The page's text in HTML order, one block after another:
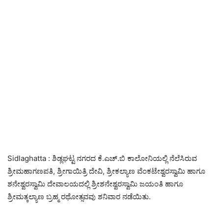
Sidlaghatta : ಶಿಡ್ಲಘಟ್ಟ ನಗರದ ಕೆ.ಎಚ್‌.ಬಿ ಕಾಲೋನಿಯಲ್ಲಿ ನೆಲೆಸಿರುವ
ಶ್ರೀಮಹಾಗಣಪತಿ, ಶ್ರೀಗಾಯಿತ್ರಿ ದೇವಿ, ಶ್ರೀಕಲ್ಯಾಣ ವೆಂಕಟೇಶ್ವರಸ್ವಾಮಿ ಹಾಗೂ
ಶನೇಶ್ವರಸ್ವಾಮಿ ದೇವಾಲಯದಲ್ಲಿ ಶ್ರೀಶನೇಶ್ವರಸ್ವಾಮಿ ಜಯಂತಿ ಹಾಗೂ
ಶ್ರೀಮತ್ಕಲ್ಯಾಣ ಬ್ರಹ್ಮ ರಥೋತ್ಸವವು ಶನಿವಾರ ನಡೆಯಿತು.